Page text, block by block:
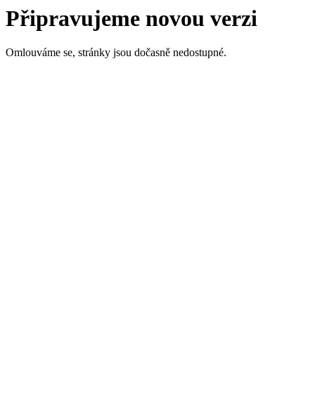
Připravujeme novou verzi
Omlouváme se, stránky jsou dočasně nedostupné.